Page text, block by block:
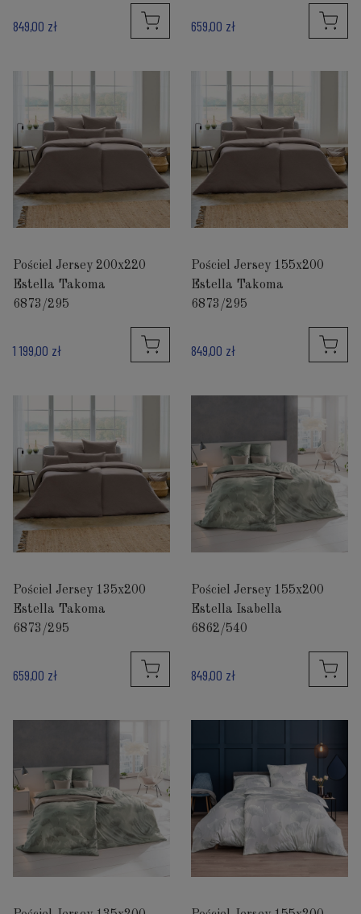
849,00 zł 659,00 zł
Pościel Jersey 200x220
Estella Takoma
6873/295
1 199,00 zł
Pościel Jersey 155x200
Estella Takoma
6873/295
849,00 zł
Pościel Jersey 135x200
Estella Takoma
6873/295
659,00 zł
Pościel Jersey 155x200
Estella Isabella
6862/540
849,00 zł